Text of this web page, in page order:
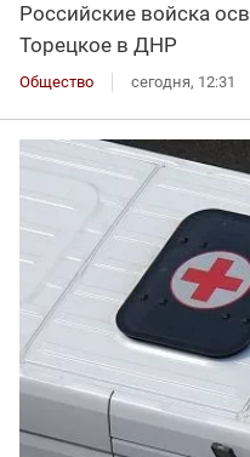
Российские войска
Торецкое в ДНР
Общество сегодня, 12:31